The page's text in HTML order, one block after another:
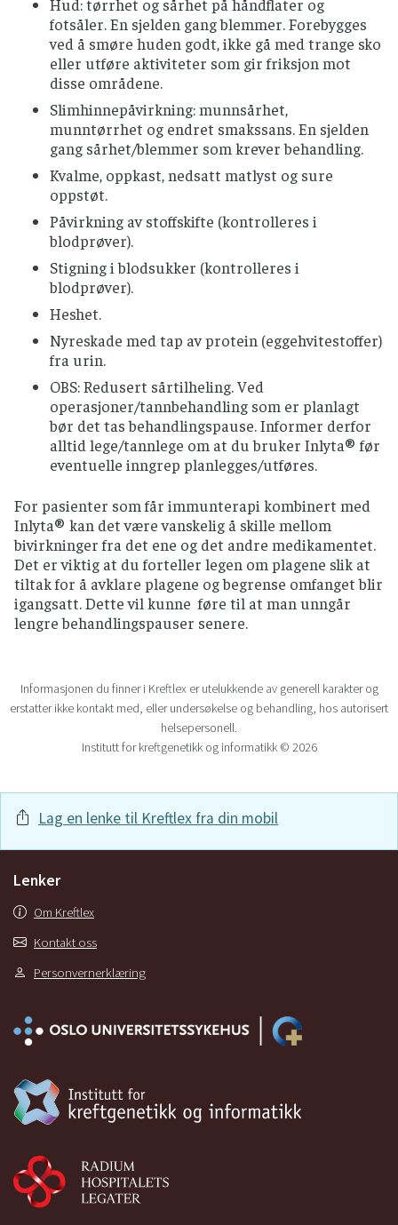
Hud: tørrhet og sårhet på håndflater og
fotsåler. En sjelden gang blemmer. Forebygges
ved å smøre huden godt, ikke gå med trange sko
eller utføre aktiviteter som gir friksjon mot
disse områdene.
Slimhinnepåvirkning: munnsårhet,
munntørrhet og endret smakssans. En sjelden
gang sårhet/blemmer som krever behandling.
Kvalme, oppkast, nedsatt matlyst og sure
oppstøt.
Påvirkning av stoffskifte (kontrolleres i
blodprøver).
Stigning i blodsukker (kontrolleres i
blodprøver).
Heshet.
Nyreskade med tap av protein (eggehvitestoffer)
fra urin.
OBS: Redusert sårtilheling. Ved
operasjoner/tannbehandling som er planlagt
bør det tas behandlingspause. Informer derfor
alltid lege/tannlege om at du bruker Inlyta® før
eventuelle inngrep planlegges/utføres.
For pasienter som får immunterapi kombinert med
Inlyta® kan det være vanskelig å skille mellom
bivirkninger fra det ene og det andre medikamentet.
Det er viktig at du forteller legen om plagene slik at
tiltak for å avklare plagene og begrense omfanget blir
igangsatt. Dette vil kunne føre til at man unngår
lengre behandlingspauser senere.
Informasjonen du finner i Kreftlex er utelukkende av generell karakter og
erstatter ikke kontakt med, eller undersøkelse og behandling, hos autorisert
helsepersonell.
Institutt for kreftgenetikk og informatikk © 2026
Lag en lenke til Kreftlex fra din mobil
Lenker
Om Kreftlex
Kontakt oss
Personvernerklæring